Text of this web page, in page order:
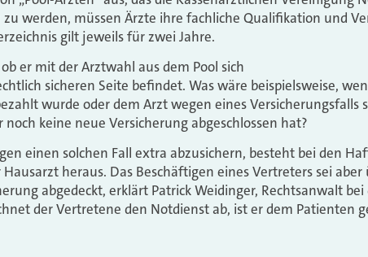
werden, müssen Ärzte ihre fachliche Qualifikation und
gilt jeweils für zwei Jahre.
er mit der Arztwahl aus dem Pool sich
sicheren Seite befindet. Was wäre beispielsweise,
wurde oder dem Arzt wegen eines Versicherungsfalls
keine neue Versicherung abgeschlossen hat?
einen solchen Fall extra abzusichern, besteht bei den
heraus. Das Beschäftigen eines Vertreters sei aber
abgedeckt, erklärt Patrick Weidinger, Rechtsanwalt
der Vertretene den Notdienst ab, ist er dem Patienten